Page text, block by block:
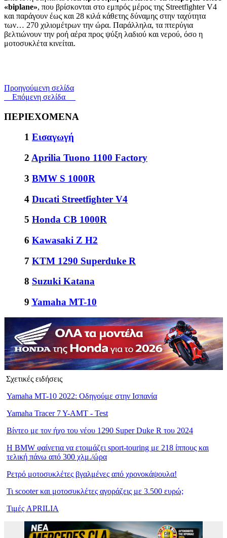
«biplane», που βρίσκονται στο εμπρός μέρος της Streetfighter V4
και παράγουν έως και 28 κιλά κάθετης δύναμης στην ταχύτητα
των… 270 χιλιομέτρων την ώρα. Παράλληλα, τα πτερύγια
βελτιώνουν την ροή αέρα προς ψύξη λαδιού και νερού, όσο η
μοτοσυκλέτα κινείται.
Προηγούμενη σελίδα
Επόμενη σελίδα
ΠΕΡΙΕΧΟΜΕΝΑ
1 Εισαγωγή
2 Aprilia Tuono 1100 Factory
3 BMW S 1000R
4 Ducati Streetfighter V4
5 Honda CB 1000R
6 Kawasaki Z H2
7 ΚΤΜ 1290 Superduke R
8 Suzuki Katana
9 Yamaha MT-10
Σχετικές ειδήσεις
Yamaha MT-10 2022: Οδηγούμε στην Ισπανία
Yamaha Tracer 7 Y-AMT - Test
Βίντεο με τον ήχο του νέου 1290 Super Duke R του 2024
Η BMW φαίνετια να ετοιμάζει sport-touring με 218 ίππους και
τελική πάνω από 300 χλμ./ώρα
Ρετρό μοτοσυκλέτες βγαλμένες από χρονοκάψουλα!
Τι scooter και μοτοσυκλέτες αγοράζεις με 3.500 ευρώ;
Τιμές APRILIA